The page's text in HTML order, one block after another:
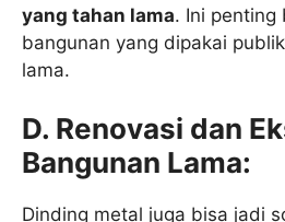
yang tahan lama. Ini penting
bangunan yang dipakai
lama.
D. Renovasi dan
Bangunan Lama:
Dinding metal juga bisa jadi